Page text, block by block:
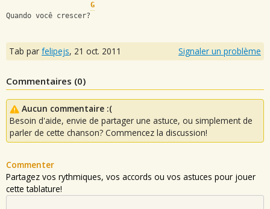
G
Quando você crescer?
Tab par felipejs, 21 oct. 2011 Signaler un problème
Commentaires (0)
Aucun commentaire :(
Besoin d'aide, envie de partager une astuce, ou simplement de
parler de cette chanson? Commencez la discussion!
Commenter
Partagez vos rythmiques, vos accords ou vos astuces pour jouer
cette tablature!